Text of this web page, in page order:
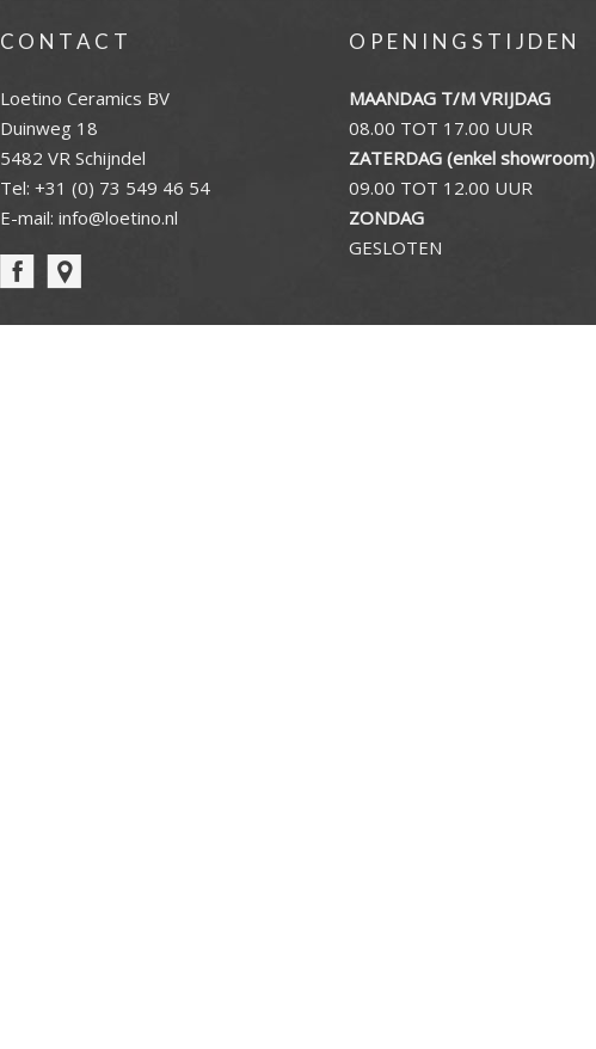
CONTACT
Loetino Ceramics BV
Duinweg 18
5482 VR Schijndel
Tel: +31 (0) 73 549 46 54
E-mail: info@loetino.nl
OPENINGSTIJDEN
MAANDAG T/M VRIJDAG
08.00 TOT 17.00 UUR
ZATERDAG (enkel showroom)
09.00 TOT 12.00 UUR
ZONDAG
GESLOTEN